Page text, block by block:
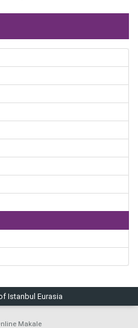
Istanbul Eurasia
Makale